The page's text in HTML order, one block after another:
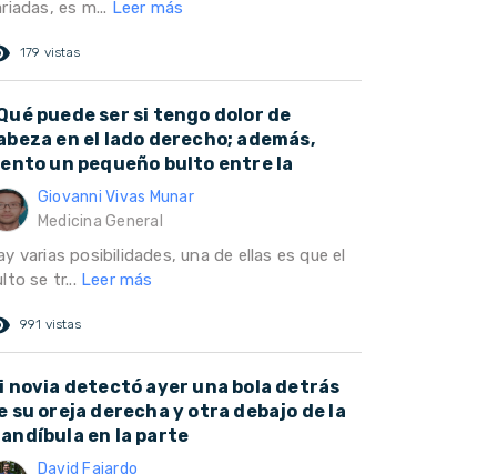
es m... Leer más
179 vistas
puede ser si tengo dolor de
en el lado derecho; además,
un pequeño bulto entre la
Giovanni Vivas Munar
Medicina General
varias posibilidades, una de ellas es que el
se tr... Leer más
991 vistas
novia detectó ayer una bola detrás
su oreja derecha y otra debajo de la
en la parte
David Fajardo